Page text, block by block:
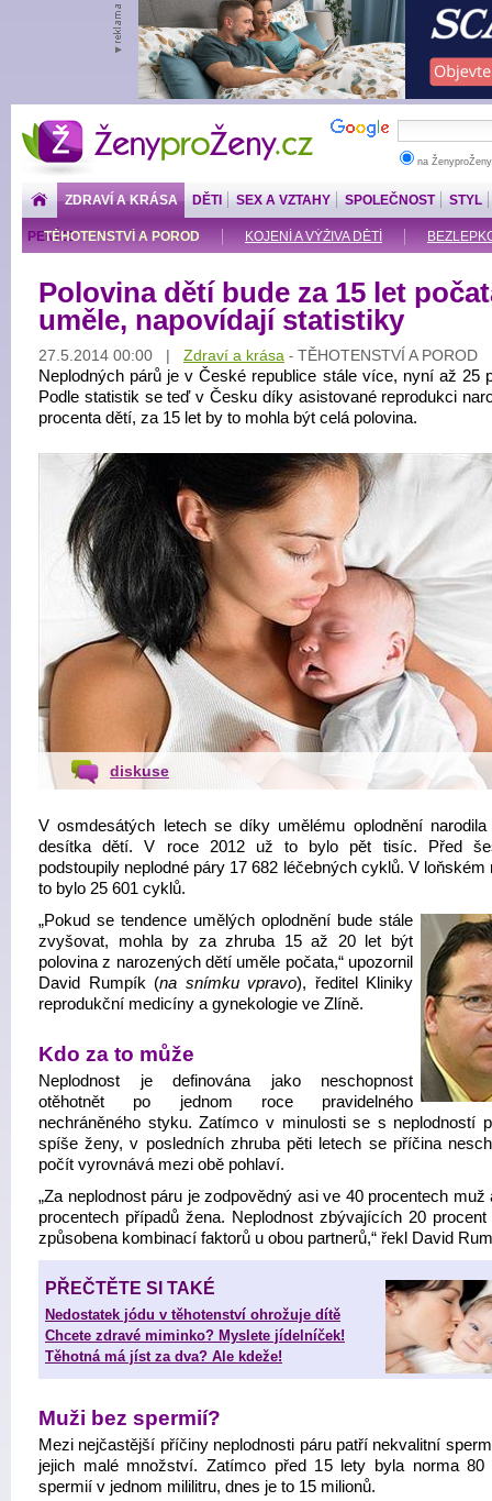
ŽenyproŽeny.cz
na
ZDRAVÍ A KRÁSA
TĚHOTENSTVÍ A POROD KOJENÍ A VÝŽIVA DĚTÍ
DĚTI SEX A VZTAHY SPOLEČNOST STYL
PENÍZE
Polovina dětí bude za 15 let
uměle, napovídají statistiky
27.5.2014 00:00 | Zdraví a krása - TĚHOTENSTVÍ A POROD
Neplodných párů je v České republice stále více, nyní až 25
Podle statistik se teď v Česku díky asistované reprodukci
procenta dětí, za 15 let by to mohla být celá polovina.
diskuse
V osmdesátých letech se díky umělému oplodnění narodila
desítka dětí. V roce 2012 už to bylo pět tisíc. Před
podstoupily neplodné páry 17 682 léčebných cyklů. V loňském
to bylo 25 601 cyklů.
„Pokud se tendence umělých oplodnění bude stále
zvyšovat, mohla by za zhruba 15 až 20 let být
polovina z narozených dětí uměle počata,“ upozornil
David Rumpík (na snímku vpravo), ředitel Kliniky
reprodukční medicíny a gynekologie ve Zlíně.
Kdo za to může
Neplodnost je definována jako neschopnost
otěhotnět po jednom roce pravidelného
nechráněného styku. Zatímco v minulosti se s neplodností
spíše ženy, v posledních zhruba pěti letech se příčina
počít vyrovnává mezi obě pohlaví.
„Za neplodnost páru je zodpovědný asi ve 40 procentech muž
procentech případů žena. Neplodnost zbývajících 20 procent
způsobena kombinací faktorů u obou partnerů,“ řekl David
PŘEČTĚTE SI TAKÉ
Nedostatek jódu v těhotenství ohrožuje dítě
Chcete zdravé miminko? Myslete jídelníček!
Těhotná má jíst za dva? Ale kdeže!
Muži bez spermií?
Mezi nejčastější příčiny neplodnosti páru patří nekvalitní
jejich malé množství. Zatímco před 15 lety byla norma 80
spermií v jednom mililitru, dnes je to 15 milionů.